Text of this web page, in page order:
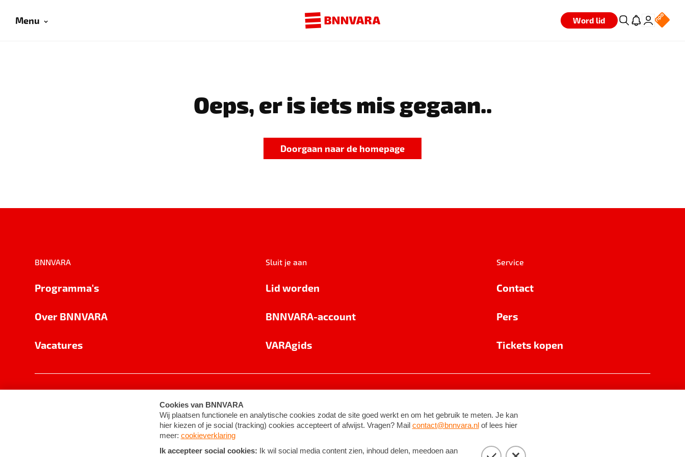
Menu Word lid
Oeps, er is iets mis gegaan..
Doorgaan naar de homepage
BNNVARA
Programma's
Over BNNVARA
Vacatures
Sluit je aan
Lid worden
BNNVARA-account
VARAgids
Service
Contact
Pers
Tickets kopen
Cookie-instellingen Algemene voorwaarden ©2026BNNVARA